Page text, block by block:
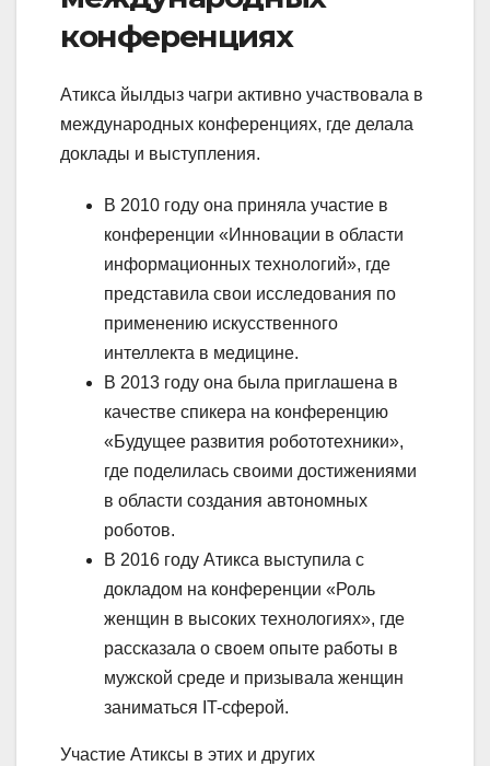
конференциях
Атикса йылдыз чагри активно участвовала в
международных конференциях, где делала
доклады и выступления.
В 2010 году она приняла участие в
конференции «Инновации в области
информационных технологий», где
представила свои исследования по
применению искусственного
интеллекта в медицине.
В 2013 году она была приглашена в
качестве спикера на конференцию
«Будущее развития робототехники»,
где поделилась своими достижениями
в области создания автономных
роботов.
В 2016 году Атикса выступила с
докладом на конференции «Роль
женщин в высоких технологиях», где
рассказала о своем опыте работы в
мужской среде и призывала женщин
заниматься IT-сферой.
Участие Атиксы в этих и других